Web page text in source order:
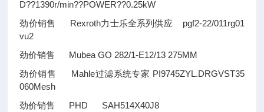
D??1390r/min??POWER??0.25kW
劲价销售 Rexroth力士乐全系列供应 pgf2-22/011rg01
vu2
劲价销售 Mubea GO 282/1-E12/13 275MM
劲价销售 Mahle过滤系统专家 PI9745ZYL.DRGVST35
060Mesh
劲价销售 PHD SAH514X40J8